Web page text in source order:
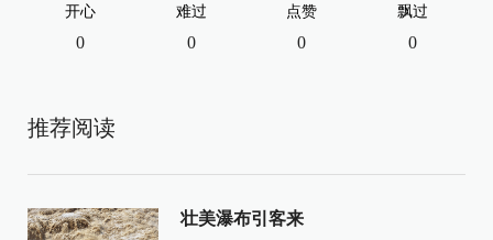
开心
0
难过
0
点赞
0
飘过
0
推荐阅读
壮美瀑布引客来